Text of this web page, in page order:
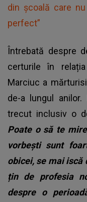
din școală care
perfect”
Întrebată despre
certurile în
Marciuc a
de-a lungul
trecut inclusiv o
Poate o să te
vorbești sunt
obicei, se mai iscă
țin de profesia
despre o